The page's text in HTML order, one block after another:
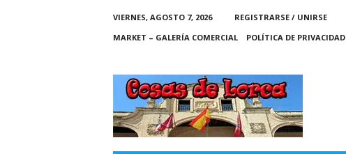
VIERNES, AGOSTO 7, 2026
REGISTRARSE / UNIRSE
MARKET – GALERÍA COMERCIAL
POLÍTICA DE PRIVACIDAD
C
A
S